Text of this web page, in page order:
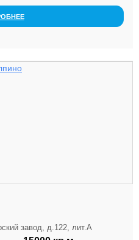
завод, д.122, лит.А